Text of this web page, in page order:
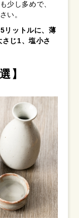
少し多めで、
い。
リットルに、薄
じ1、塩小さ
】